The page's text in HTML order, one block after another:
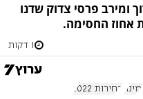
ומירב פרסי צדוק שדנו
אחוז החסימה.
1 דקות
ימינה בחירות 2022